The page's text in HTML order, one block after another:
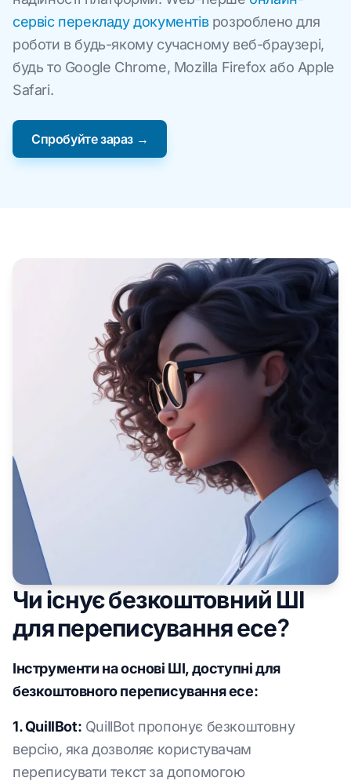
сервіс перекладу документіврозроблено для
роботи в будь-якому сучасному веб-браузері,
будь то Google Chrome, Mozilla Firefox або Apple
Safari.
Спробуйте зараз →
Чи існує безкоштовний ШІ
для переписування есе?
Інструменти на основі ШІ, доступні для
безкоштовного переписування есе:
1. QuillBot: QuillBot пропонує безкоштовну
версію, яка дозволяє користувачам
переписувати текст за допомогою